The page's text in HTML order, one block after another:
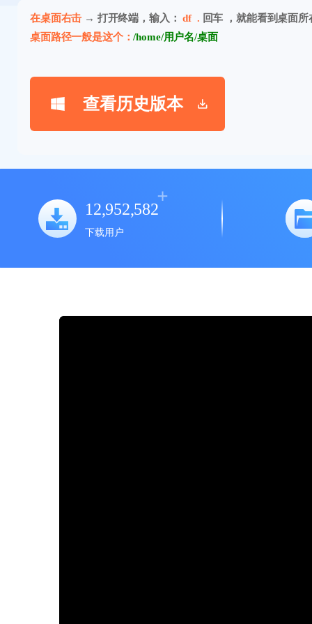
在桌面右击 → 打开终端，输入：df . 回车 ，就能看到桌面
桌面路径一般是这个：/home/用户名/桌面
查看历史版本
12,952,582
下载用户